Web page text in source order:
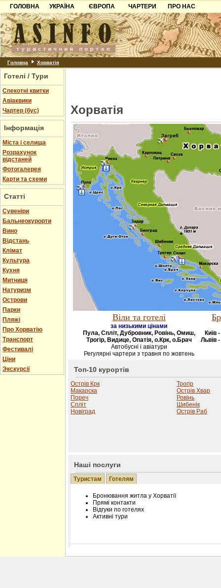
ГОЛОВНА
УКРАЇНА
Карпати
Азов
Причорноморря
Шацьк
ЄВРОПА
Чорногорія
Хорватія
Болгарія
ЧАРТЕРИ
ПРО НАС
Контакти
Партнерам
Додати готель
Головна Хорватія
Готелі / Тури
Спекотні квитки
Авіаквики
Чартер (бус)
Інформація
Міста і селища
Розрахунок
відстаней
Фотогалерея
Карти та схеми
Статті
Cувеніри
Бальнеокурорти
Вино
Відстань
Клімат
Культура
Кухня
Митниця
Натуризм
Острови
Парки
Пляжі
Про Хорватію
Транспорт
Фестивалі
Ціни
Экскурсії
Хорватія
Віли та готелі
за низькими цінами
Пула, Спліт, Дубровник, Ровінь, Омиш,
Трогір, Видице, Опатія, о.Крк, о.Брач
Автобусні і авіатури
Регулярні чартери з травня по жовтень
Київ
Львів
Топ-10 курортів
Острів Крк
Макарска
Пореч
Спліт
Новіград
Трогір
Острів Хвар
Ровінь
Шибенік
Острів Раб
Наші послуги
Туристам Готелям
Бронювання житла у Хорватії
Прямі контакти
Відгуки по готелях
Активні тури
Розміщення інформації про готель на